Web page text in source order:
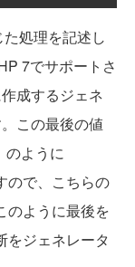
処理を記述し
7でサポートさ
成するジェネ
この最後の値
のように
ので、こちらの
のように最後を
をジェネレータ